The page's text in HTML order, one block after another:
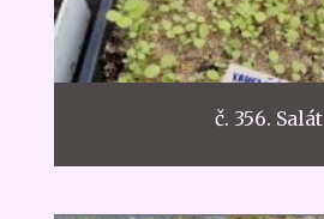
č. 356. Salát